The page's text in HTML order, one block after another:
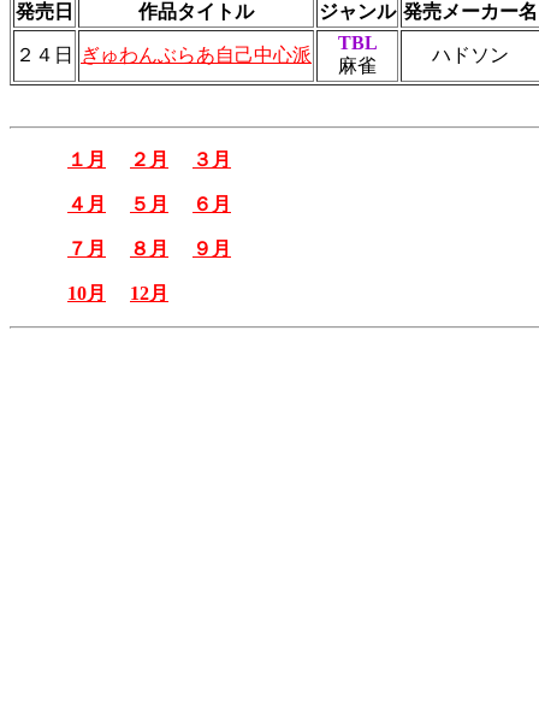
発売日
作品タイトル ジャンル 発売メーカー名
２４日 ぎゅわんぶらあ自己中心派
TBL
麻雀
ハドソン
１月 ２月 ３月
４月 ５月 ６月
７月 ８月 ９月
10月 12月